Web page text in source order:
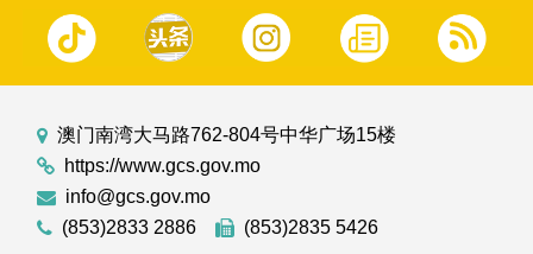
澳门南湾大马路762-804号中华广场15楼
https://www.gcs.gov.mo
info@gcs.gov.mo
(853)2833 2886
(853)2835 5426